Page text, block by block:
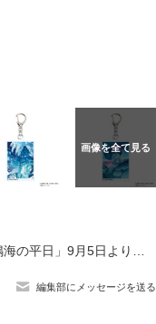
編集部にメッセージを送る